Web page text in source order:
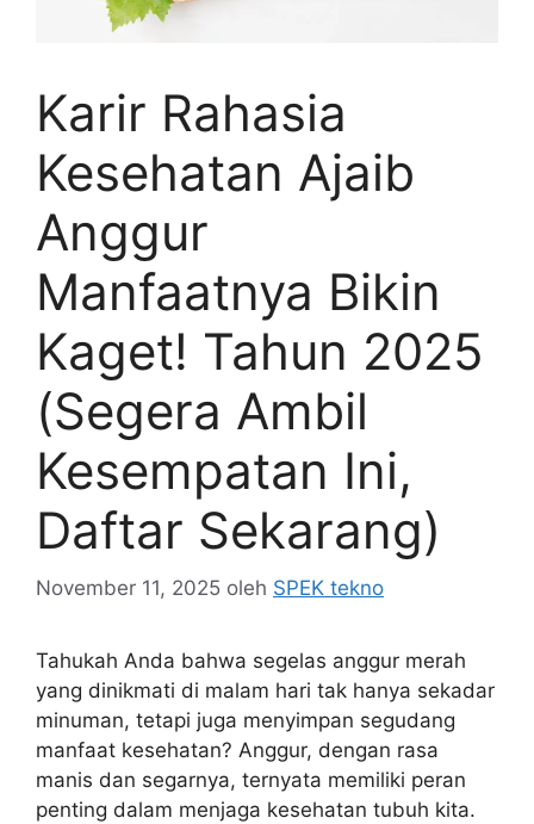
Karir Rahasia
Kesehatan Ajaib
Anggur
Manfaatnya Bikin
Kaget! Tahun 2025
(Segera Ambil
Kesempatan Ini,
Daftar Sekarang)
November 11, 2025 oleh SPEK tekno
Tahukah Anda bahwa segelas anggur merah
yang dinikmati di malam hari tak hanya sekadar
minuman, tetapi juga menyimpan segudang
manfaat kesehatan? Anggur, dengan rasa
manis dan segarnya, ternyata memiliki peran
penting dalam menjaga kesehatan tubuh kita.